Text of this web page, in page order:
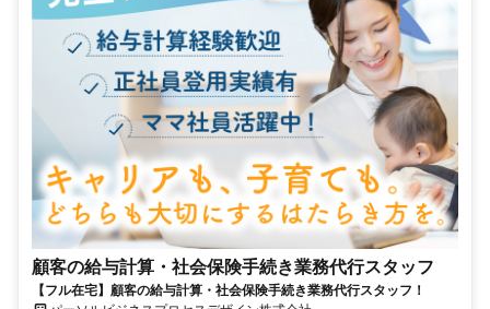
顧客の給与計算・社会保険手続き業務代行スタッフ
【フル在宅】顧客の給与計算・社会保険手続き業務代行スタッフ！